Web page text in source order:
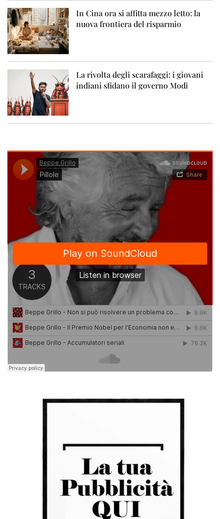
In Cina ora si affitta mezzo letto: la
nuova frontiera del risparmio
La rivolta degli scarafaggi: i giovani
indiani sfidano il governo Modi